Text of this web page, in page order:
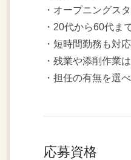
・オープニングス
・20代から60代ま
・短時間勤務も対
・残業や添削作業
・担任の有無を選
応募資格